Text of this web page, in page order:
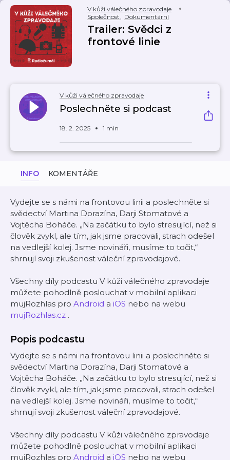
V kůži válečného zpravodaje
Společnost, Dokumentární
Trailer: Svědci z
frontové linie
V kůži válečného zpravodaje
Poslechněte si podcast
18. 2. 2025 1 min
INFO KOMENTÁŘE
Vydejte se s námi na frontovou linii a poslechněte si
svědectví Martina Dorazína, Darji Stomatové a
Vojtěcha Boháče. „Na začátku to bylo stresující, než si
člověk zvykl, ale tím, jak jsme pracovali, strach odešel
na vedlejší kolej. Jsme novináři, musíme to točit,“
shrnují svoji zkušenost váleční zpravodajové.
Všechny díly podcastu V kůži válečného zpravodaje
můžete pohodlně poslouchat v mobilní aplikaci
mujRozhlas pro Android a iOS nebo na webu
mujRozhlas.cz .
Popis podcastu
Vydejte se s námi na frontovou linii a poslechněte si
svědectví Martina Dorazína, Darji Stomatové a
Vojtěcha Boháče. „Na začátku to bylo stresující, než si
člověk zvykl, ale tím, jak jsme pracovali, strach odešel
na vedlejší kolej. Jsme novináři, musíme to točit,“
shrnují svoji zkušenost váleční zpravodajové.
Všechny díly podcastu V kůži válečného zpravodaje
můžete pohodlně poslouchat v mobilní aplikaci
mujRozhlas pro Android a iOS nebo na webu